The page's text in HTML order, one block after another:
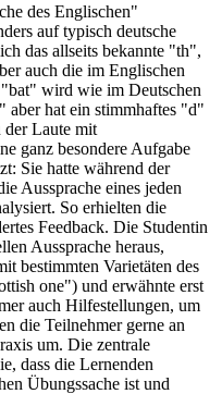
des Englischen"
auf typisch deutsche
das allseits bekannte "th",
auch die im Englischen
wird wie im Deutschen
aber hat ein stimmhaftes "d"
der Laute mit
ganz besondere Aufgabe
Sie hatte während der
Aussprache eines jeden
So erhielten die
Feedback. Die Studentin
Aussprache heraus,
bestimmten Varietäten des
one") und erwähnte erst
auch Hilfestellungen, um
die Teilnehmer gerne an
um. Die zentrale
dass die Lernenden
Übungssache ist und